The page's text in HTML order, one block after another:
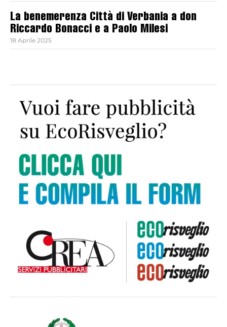
La benemerenza Città di Verbania a don
Riccardo Bonacci e a Paolo Milesi
18 Aprile 2025